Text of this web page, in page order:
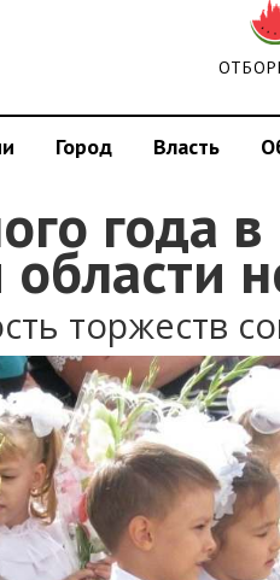
Город Власть
года в
торжеств